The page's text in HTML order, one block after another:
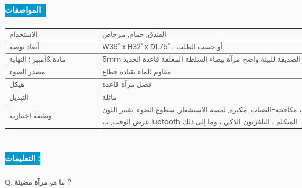
المواصفات :
الاستخدام
الفندق, حمام, مرحاض
أبعاد بوصة
W36" x H32" x D1.75" ، أو حسب الطلب
مادة &أمبير ؛ النهاية
5mm الصديقة للبيئة واضح مرآة بيضاء السلطة المغلفة قاعدة الحديد
مصدر الضوء
مقاوم للماء بقيادة قطاع
هيكل
فصل مرآة قاعدة
التبديل
ماثلة
وظيفة اختيارية
مكافحة-الضباب, مكبرة, لمسة الاستشعار, سطوع الضوء, تغيير اللون ،
عرض الوقت, ب
luetooth المتكلم ، التلفزيون الذكي ، وما إلى ذلك
التعليمات :
Q: ما هو مرآة مضيئة
?